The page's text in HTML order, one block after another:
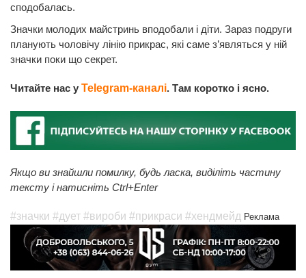
сподобалась.
Значки молодих майстринь вподобали і діти. Зараз подруги
планують чоловічу лінію прикрас, які саме з’являться у ній
значки поки що секрет.
Читайте нас у Telegram-каналі. Там коротко і ясно.
Якщо ви знайшли помилку, будь ласка, виділіть частину
тексту і натисніть Ctrl+Enter
#значки #дует #вироби #прикраси #хендмейд Реклама